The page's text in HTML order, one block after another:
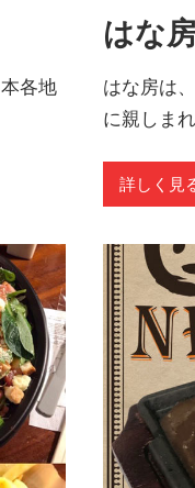
各地
はな
はな房は
に親しま
詳しく見